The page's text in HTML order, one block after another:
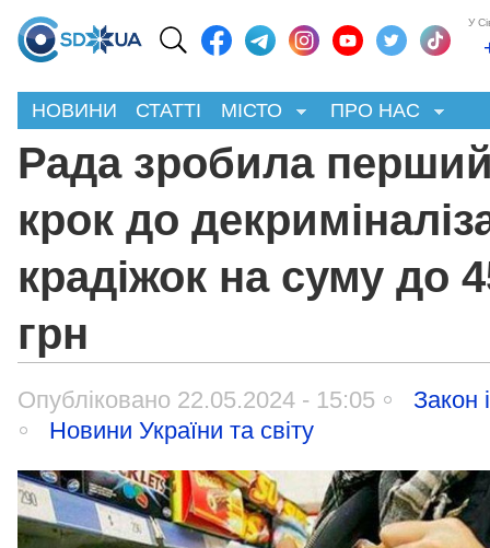
У
НОВИНИ СТАТТІ МІСТО ПРО НАС
Рада зробила
крок до
крадіжок на суму до
грн
Опубліковано 22.05.2024 - 15:05
Закон
Новини України та світу